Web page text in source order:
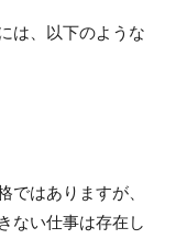
は、以下のような
ではありますが、
ない仕事は存在し